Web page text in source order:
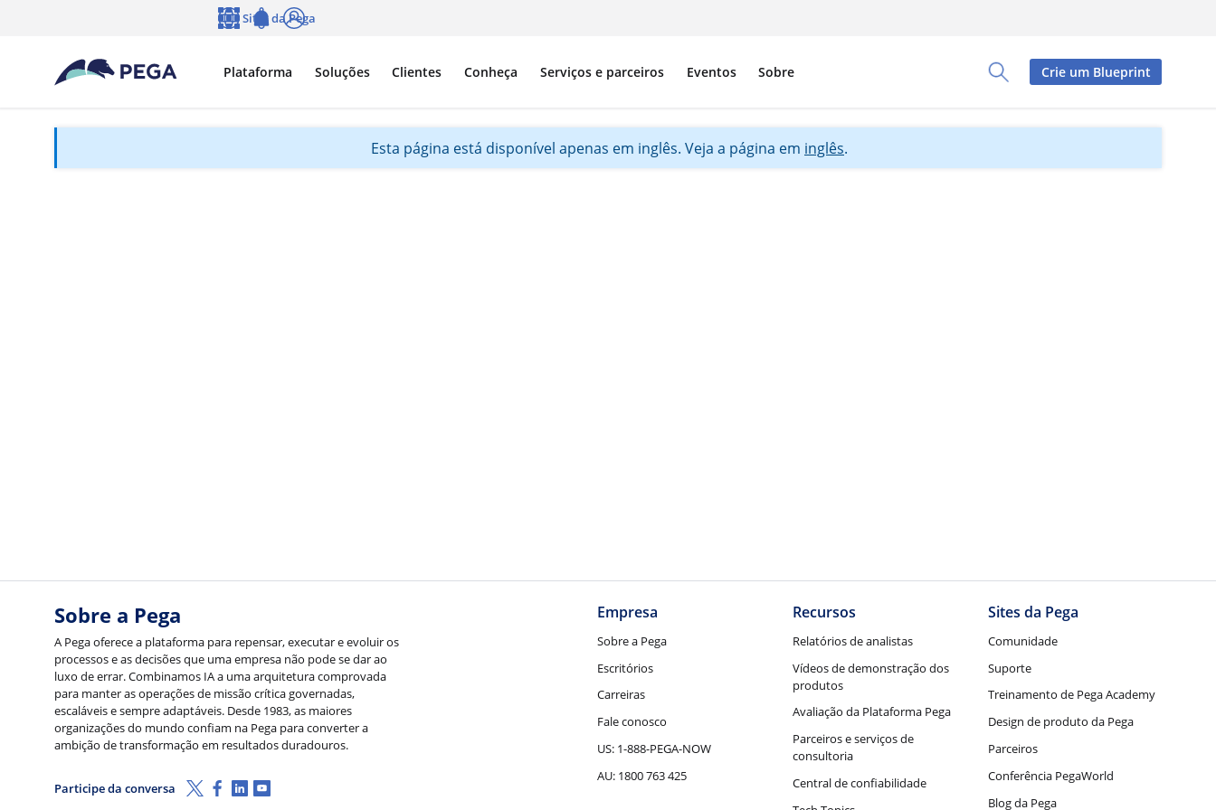
Pular para o conteúdo principal
Toggle Search Panel
Plataforma Soluções Clientes Conheça Serviços e parceiros Eventos Sobre
Sites da Pega
Crie um Blueprint
Esta página está disponível apenas em inglês. Veja a página em inglês.
Sobre a Pega
A Pega oferece a plataforma para repensar, executar e evoluir os
processos e as decisões que uma empresa não pode se dar ao
luxo de errar. Combinamos IA a uma arquitetura comprovada
para manter as operações de missão crítica governadas,
escaláveis e sempre adaptáveis. Desde 1983, as maiores
organizações do mundo confiam na Pega para converter a
ambição de transformação em resultados duradouros.
Participe da conversa X (Twitter)
Facebook
LinkedIn
Youtube
Empresa
Sobre a Pega
Escritórios
Carreiras
Fale conosco
US: 1-888-PEGA-NOW
AU: 1800 763 425
Recursos
Relatórios de analistas
Vídeos de demonstração dos
produtos
Avaliação da Plataforma Pega
Parceiros e serviços de
consultoria
Central de confiabilidade
Sites da Pega
Comunidade
Suporte
Treinamento de Pega Academy
Design de produto da Pega
Parceiros
Conferência PegaWorld
Blog da Pega